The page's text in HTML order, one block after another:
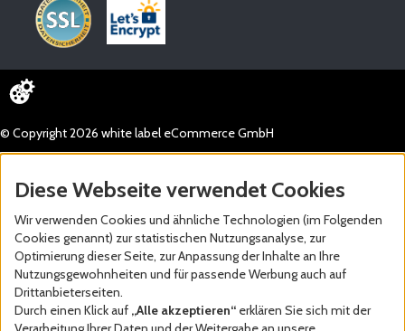
© Copyright 2026 white label eCommerce GmbH
Diese Webseite verwendet Cookies
Wir verwenden Cookies und ähnliche Technologien (im Folgenden
Cookies genannt) zur statistischen Nutzungsanalyse, zur
Optimierung dieser Seite, zur Anpassung der Inhalte an Ihre
Nutzungsgewohnheiten und für passende Werbung auch auf
Drittanbieterseiten.
Durch einen Klick auf „Alle akzeptieren“ erklären Sie sich mit der